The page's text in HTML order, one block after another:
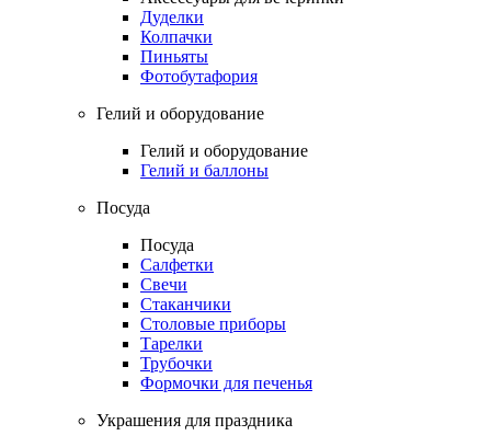
Дуделки
Колпачки
Пиньяты
Фотобутафория
Гелий и оборудование
Гелий и оборудование
Гелий и баллоны
Посуда
Посуда
Салфетки
Свечи
Стаканчики
Столовые приборы
Тарелки
Трубочки
Формочки для печенья
Украшения для праздника